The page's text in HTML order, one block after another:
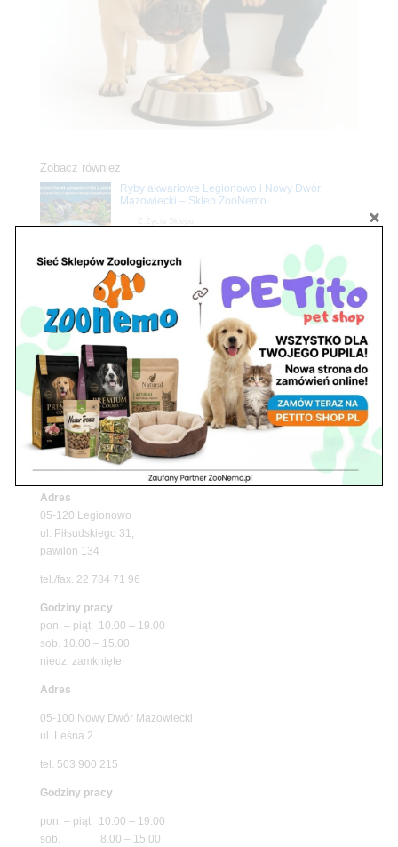
Zobacz również
Ryby akwariowe Legionowo i Nowy Dwór
Mazowiecki – Sklep ZooNemo
Z Życia Sklepu
Stwórz podwodne arcydzieło: Najpiękniejsze
rośliny akwariowe w ZooNemo – Legionowo i
Nowy Dwór Mazowiecki
Upały wracają! Zadbaj o komfort swojego pupila
z matami chłodzącymi ZooNemo
Z Życia Sklepu
Petito Pet Shop – Internetowy Sklep Zoologiczny
Online! Wszystko Dla Twojego Pupila | ZooNemo
Znajdź nas
Adres
05-120 Legionowo
ul. Piłsudskiego 31,
pawilon 134
tel./fax. 22 784 71 96
Godziny pracy
pon. – piąt. 10.00 – 19.00
sob. 10.00 – 15.00
niedz. zamknięte
Adres
05-100 Nowy Dwór Mazowiecki
ul. Leśna 2
tel. 503 900 215
Godziny pracy
pon. – piąt. 10.00 – 19.00
sob. 8.00 – 15.00